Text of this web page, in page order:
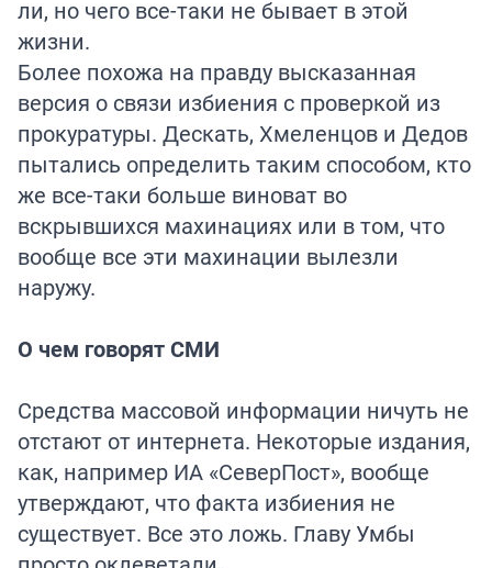
ли, но чего все-таки не бывает в этой
жизни.
Более похожа на правду высказанная
версия о связи избиения с проверкой из
прокуратуры. Дескать, Хмеленцов и Дедов
пытались определить таким способом, кто
же все-таки больше виноват во
вскрывшихся махинациях или в том, что
вообще все эти махинации вылезли
наружу.
О чем говорят СМИ
Средства массовой информации ничуть не
отстают от интернета. Некоторые издания,
как, например ИА «СеверПост», вообще
утверждают, что факта избиения не
существует. Все это ложь. Главу Умбы